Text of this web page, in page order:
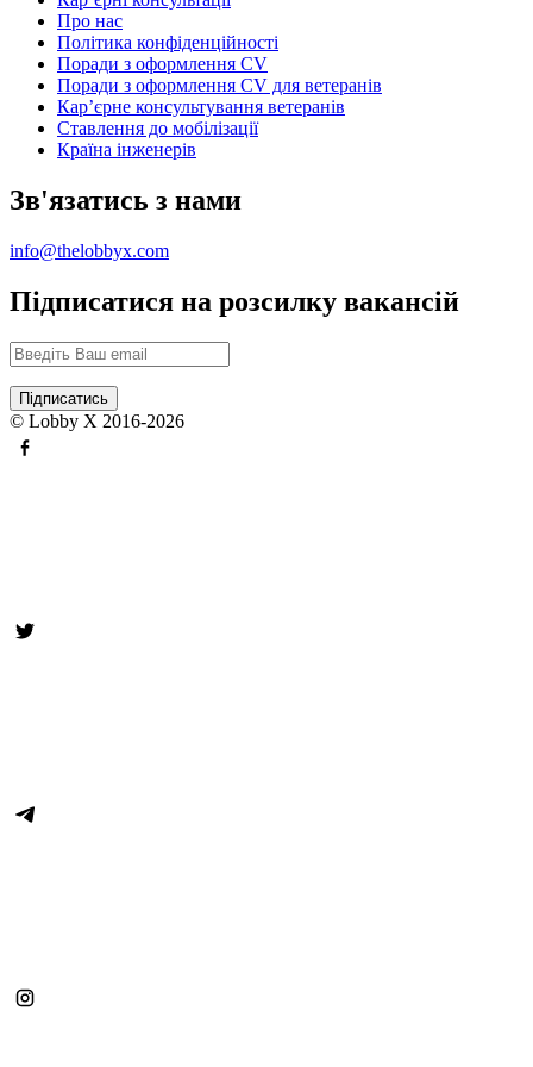
Про нас
Політика конфіденційності
Поради з оформлення CV
Поради з оформлення CV для ветеранів
Карʼєрне консультування ветеранів
Ставлення до мобілізації
Країна інженерів
Зв'язатись з нами
info@thelobbyx.com
Підписатися на розсилку вакансій
© Lobby X 2016-2026